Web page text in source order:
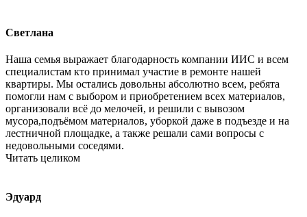
Светлана
Наша семья выражает благодарность компании ИИС и всем
специалистам кто принимал участие в ремонте нашей
квартиры. Мы остались довольны абсолютно всем, ребята
помогли нам с выбором и приобретением всех материалов,
организовали всё до мелочей, и решили с вывозом
мусора,подъёмом материалов, уборкой даже в подъезде и на
лестничной площадке, а также решали сами вопросы с
недовольными соседями.
Читать целиком
Эдуард